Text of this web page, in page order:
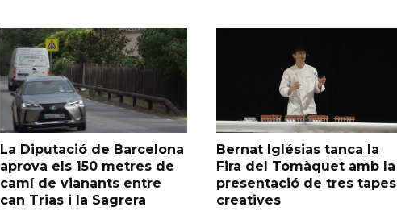
La Diputació de Barcelona
aprova els 150 metres de
camí de vianants entre
can Trias i la Sagrera
Bernat Iglésias tanca la
Fira del Tomàquet amb la
presentació de tres tapes
creatives